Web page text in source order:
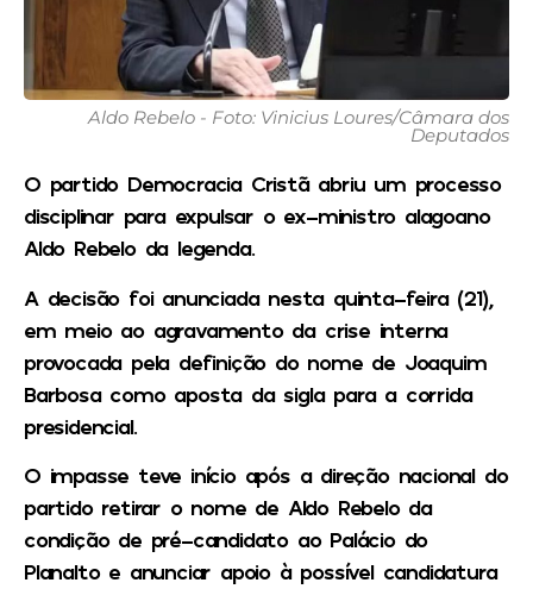
Aldo Rebelo - Foto: Vinicius Loures/Câmara dos
Deputados
O partido Democracia Cristã abriu um processo
disciplinar para expulsar o ex-ministro alagoano
Aldo Rebelo da legenda.
A decisão foi anunciada nesta quinta-feira (21),
em meio ao agravamento da crise interna
provocada pela definição do nome de Joaquim
Barbosa como aposta da sigla para a corrida
presidencial.
O impasse teve início após a direção nacional do
partido retirar o nome de Aldo Rebelo da
condição de pré-candidato ao Palácio do
Planalto e anunciar apoio à possível candidatura